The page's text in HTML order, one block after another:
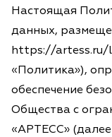
Настоящая
данных,
https://artess.ru/
«Политика»),
обеспечение
Общества с
«АРТЕСС»